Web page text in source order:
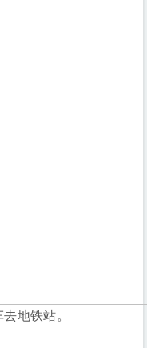
地铁站。